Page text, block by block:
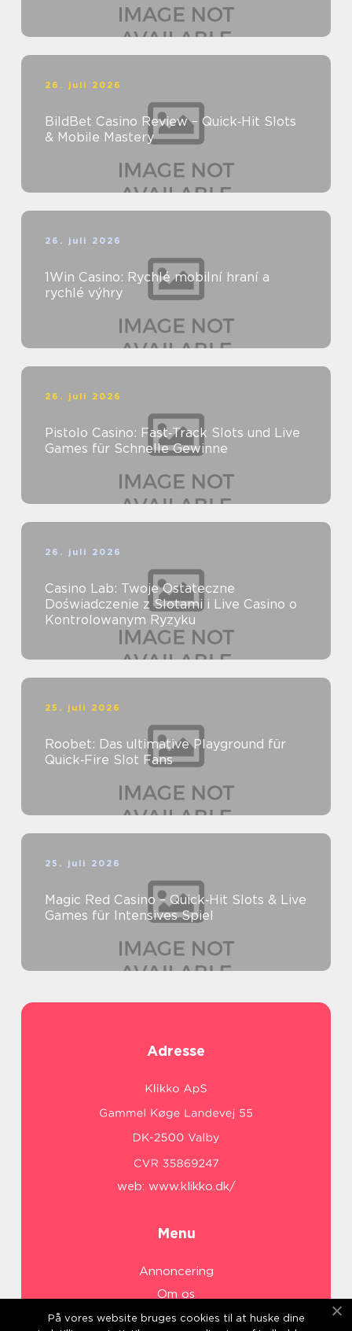
26. juli 2026
BildBet Casino Review – Quick‑Hit Slots
& Mobile Mastery
26. juli 2026
1Win Casino: Rychlé mobilní hraní a
rychlé výhry
26. juli 2026
Pistolo Casino: Fast‑Track Slots und Live
Games für Schnelle Gewinne
26. juli 2026
Casino Lab: Twoje Ostateczne
Doświadczenie z Slotami i Live Casino o
Kontrolowanym Ryzyku
25. juli 2026
Roobet: Das ultimative Playground für
Quick‑Fire Slot Fans
25. juli 2026
Magic Red Casino – Quick‑Hit Slots & Live
Games für Intensives Spiel
Adresse
web: www.klikko.dk/
Menu
Annoncering
Om os
Cookies
På vores website bruges cookies til at huske dine